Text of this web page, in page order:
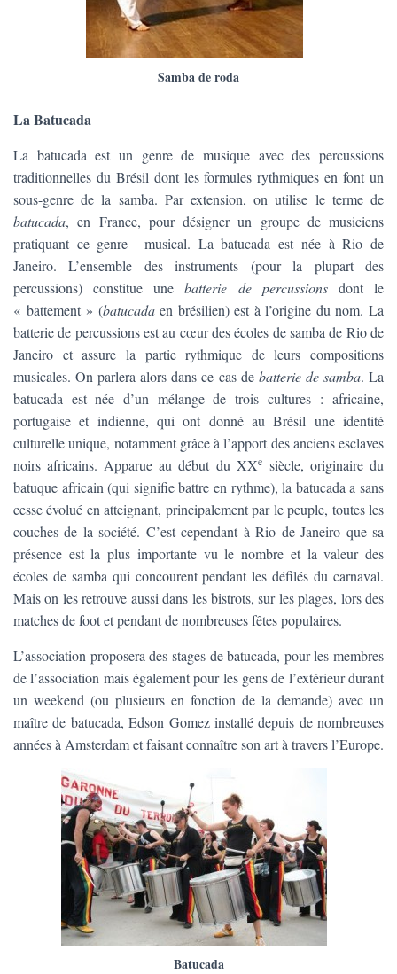
Samba de roda
La Batucada
La batucada est un genre de musique avec des percussions
traditionnelles du Brésil dont les formules rythmiques en font un
sous-genre de la samba. Par extension, on utilise le terme de
batucada, en France, pour désigner un groupe de musiciens
pratiquant ce genre musical. La batucada est née à Rio de
Janeiro. L’ensemble des instruments (pour la plupart des
percussions) constitue unebatterie de percussionsdont le
« battement » (batucadaen brésilien) est à l’origine du nom. La
batterie de percussions est au cœur des écoles de samba de Rio de
Janeiro et assure la partie rythmique de leurs compositions
musicales. On parlera alors dans ce cas de batterie de samba. La
batucada est née d’un mélange de trois cultures : africaine,
portugaise et indienne, qui ont donné au Brésil une identité
culturelle unique, notamment grâce à l’apport des anciens esclaves
noirs africains. Apparue au début du XXesiècle, originaire du
batuque africain (qui signifie battre en rythme), la batucada a sans
cesse évolué en atteignant, principalement par le peuple, toutes les
couches de la société. C’est cependant à Rio de Janeiro que sa
présence est la plus importante vu le nombre et la valeur des
écoles de samba qui concourent pendant les défilés du carnaval.
Mais on les retrouve aussi dans les bistrots, sur les plages, lors des
matches de foot et pendant de nombreuses fêtes populaires.
L’association proposera des stages de batucada, pour les membres
de l’association mais également pour les gens de l’extérieur durant
un weekend (ou plusieurs en fonction de la demande) avec un
maître de batucada, Edson Gomez installé depuis de nombreuses
années à Amsterdam et faisant connaître son art à travers l’Europe.
Batucada